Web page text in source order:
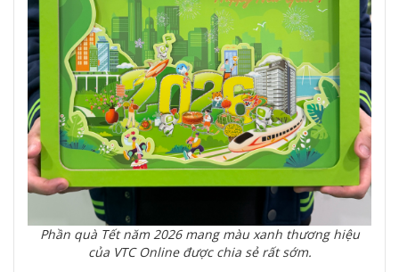
Phần quà Tết năm 2026 mang màu xanh thương hiệu
của VTC Online được chia sẻ rất sớm.